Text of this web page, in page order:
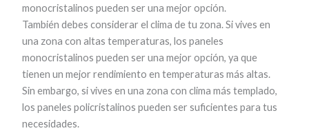
monocristalinos pueden ser una mejor opción.
También debes considerar el clima de tu zona. Si vives en
una zona con altas temperaturas, los paneles
monocristalinos pueden ser una mejor opción, ya que
tienen un mejor rendimiento en temperaturas más altas.
Sin embargo, si vives en una zona con clima más templado,
los paneles policristalinos pueden ser suficientes para tus
necesidades.